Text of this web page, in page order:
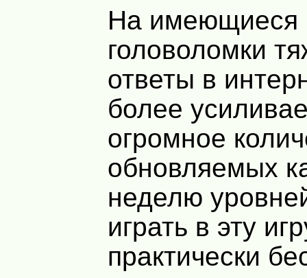
На имеющиеся
головоломки
ответы в
более
огромное
обновляемых
неделю
играть в эту
практически